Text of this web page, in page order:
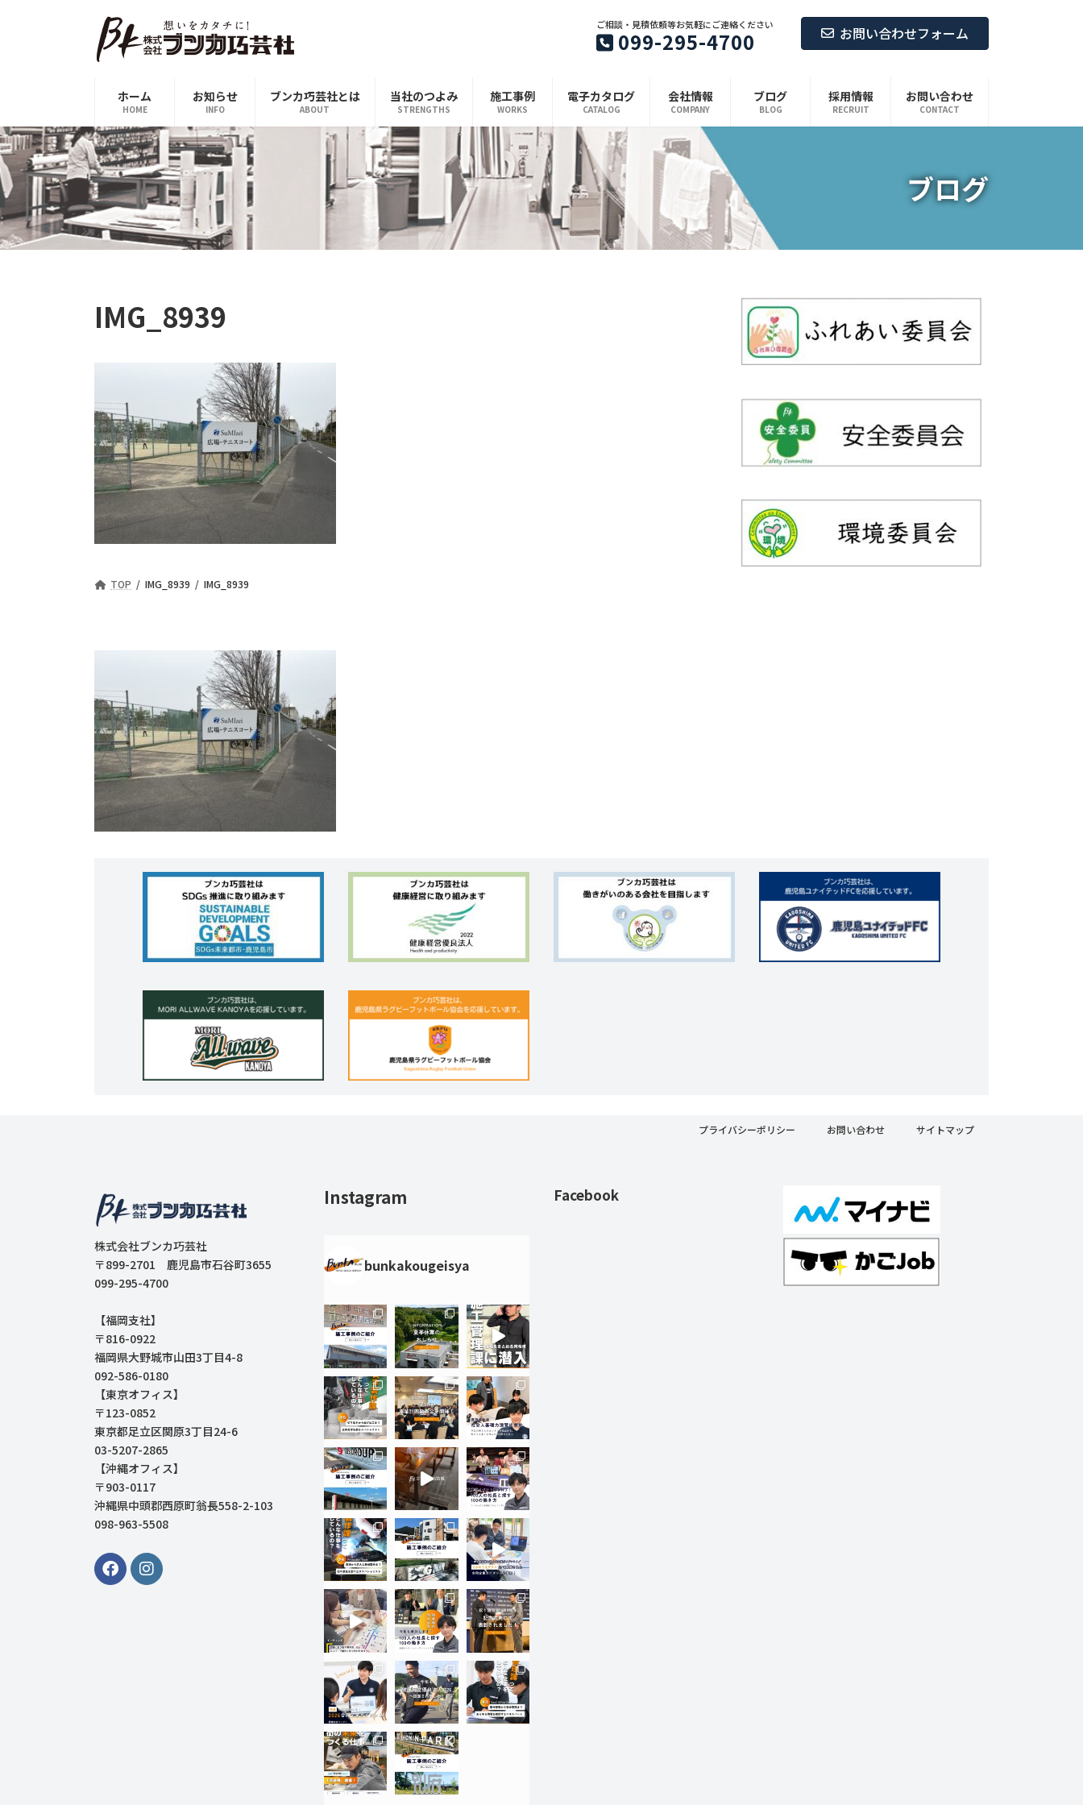
ス
キ
ッ
プ
ン
に
移
動
ご相談・見積依頼等お気軽にご連絡ください
099-295-4700 お問い合わせフォーム
ホーム
HOME
お知らせ
INFO
ブンカ巧芸社とは
ABOUT
当社のつよみ
STRENGTHS
施工事例
WORKS
電子カタログ
CATALOG
会社情報
COMPANY
ブログ
BLOG
採用情報
RECRUIT
お問い合わせ
CONTACT
ブログ
IMG_8939
TOP IMG_8939 IMG_8939
プライバシーポリシー お問い合わせ サイトマップ
株式会社ブンカ巧芸社
〒899-2701 鹿児島市石谷町3655
099-295-4700
【福岡支社】
〒816-0922
福岡県大野城市山田3丁目4-8
092-586-0180
【東京オフィス】
〒123-0852
東京都足立区関原3丁目24-6
03-5207-2865
【沖縄オフィス】
〒903-0117
沖縄県中頭郡西原町翁長558-2-103
098-963-5508
Instagram
bunkakougeisya
Facebook